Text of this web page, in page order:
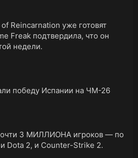
Reincarnation уже готовят
Freak подтвердила, что он
недели.
победу Испании на ЧМ-26
3 МИЛЛИОНА игроков — по
Dota 2, и Counter-Strike 2.